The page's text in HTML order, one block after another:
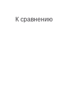
К сравнению